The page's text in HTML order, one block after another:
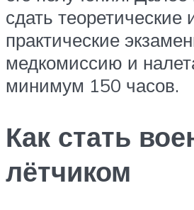
сдать теоретические
практические
медкомиссию и
минимум 150 часов.
Как стать
лётчиком